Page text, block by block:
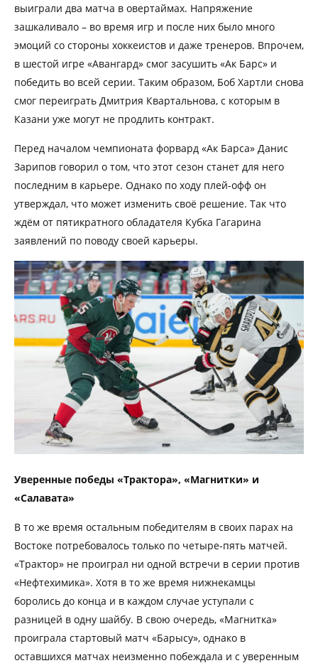
выиграли два матча в овертаймах. Напряжение
зашкаливало – во время игр и после них было много
эмоций со стороны хоккеистов и даже тренеров. Впрочем,
в шестой игре «Авангард» смог засушить «Ак Барс» и
победить во всей серии. Таким образом, Боб Хартли снова
смог переиграть Дмитрия Квартальнова, с которым в
Казани уже могут не продлить контракт.
Перед началом чемпионата форвард «Ак Барса» Данис
Зарипов говорил о том, что этот сезон станет для него
последним в карьере. Однако по ходу плей-офф он
утверждал, что может изменить своё решение. Так что
ждём от пятикратного обладателя Кубка Гагарина
заявлений по поводу своей карьеры.
Уверенные победы «Трактора», «Магнитки» и
«Салавата»
В то же время остальным победителям в своих парах на
Востоке потребовалось только по четыре-пять матчей.
«Трактор» не проиграл ни одной встречи в серии против
«Нефтехимика». Хотя в то же время нижнекамцы
боролись до конца и в каждом случае уступали с
разницей в одну шайбу. В свою очередь, «Магнитка»
проиграла стартовый матч «Барысу», однако в
оставшихся матчах неизменно побеждала и с уверенным